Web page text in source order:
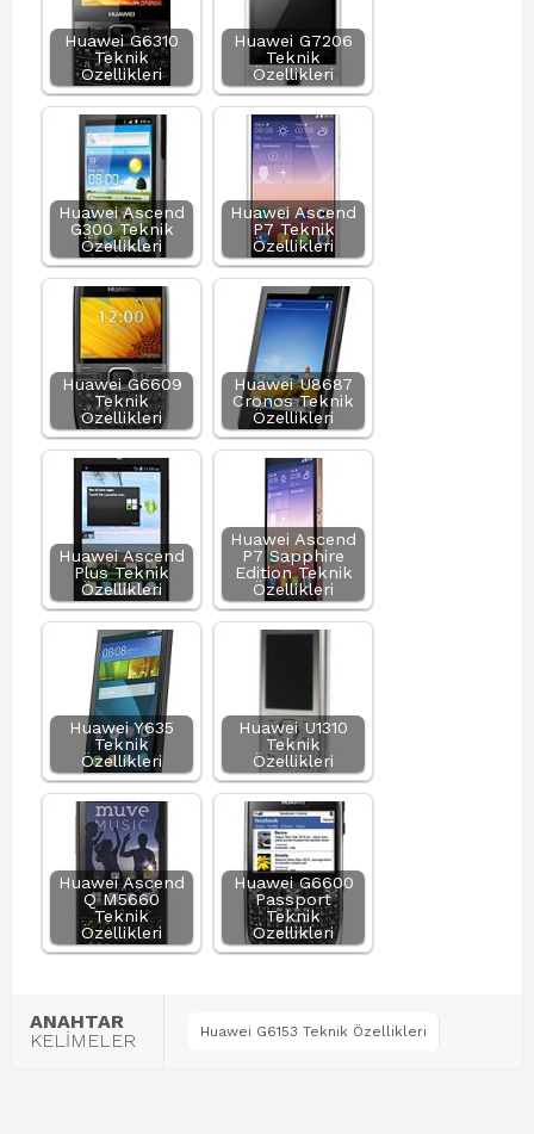
Huawei G6310
Teknik
Özellikleri
Huawei G7206
Teknik
Özellikleri
Huawei Ascend
G300 Teknik
Özellikleri
Huawei Ascend
P7 Teknik
Özellikleri
Huawei G6609
Teknik
Özellikleri
Huawei U8687
Cronos Teknik
Özellikleri
Huawei Ascend
Plus Teknik
Özellikleri
Huawei Ascend
P7 Sapphire
Edition Teknik
Özellikleri
Huawei Y635
Teknik
Özellikleri
Huawei U1310
Teknik
Özellikleri
Huawei Ascend
Q M5660
Teknik
Özellikleri
Huawei G6600
Passport
Teknik
Özellikleri
ANAHTAR
KELİMELER
Huawei G6153 Teknik Özellikleri